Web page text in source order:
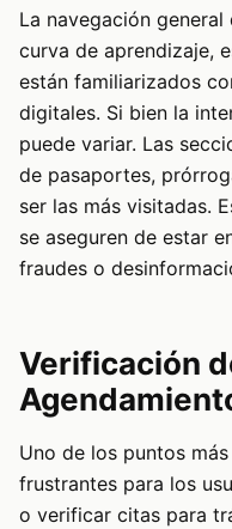
La navegación
curva de aprendizaje,
están familiarizados
digitales. Si bien la
puede variar. Las
de pasaportes,
ser las más visitadas.
se aseguren de estar
fraudes o
Verificación
Uno de los puntos
frustrantes para los
o verificar citas para